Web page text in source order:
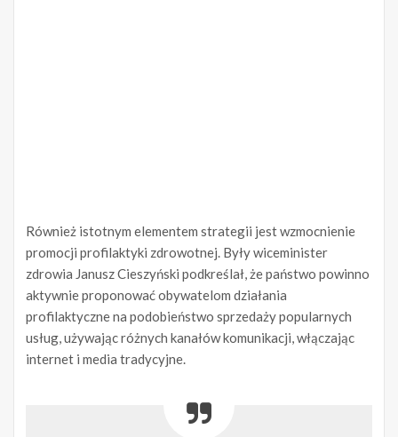
Również istotnym elementem strategii jest wzmocnienie
promocji profilaktyki zdrowotnej. Były wiceminister
zdrowia Janusz Cieszyński podkreślał, że państwo powinno
aktywnie proponować obywatelom działania
profilaktyczne na podobieństwo sprzedaży popularnych
usług, używając różnych kanałów komunikacji, włączając
internet i media tradycyjne.